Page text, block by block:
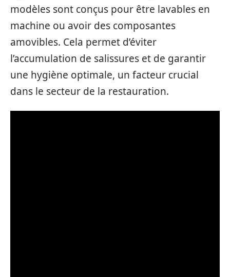
modèles sont conçus pour être lavables en
machine ou avoir des composantes
amovibles. Cela permet d’éviter
l’accumulation de salissures et de garantir
une hygiène optimale, un facteur crucial
dans le secteur de la restauration.